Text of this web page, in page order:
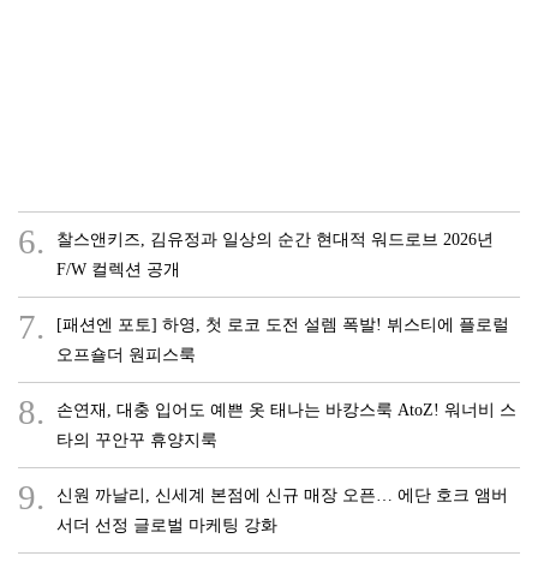
6.
찰스앤키즈, 김유정과 일상의 순간 현대적 워드로브 2026년
F/W 컬렉션 공개
7.
[패션엔 포토] 하영, 첫 로코 도전 설렘 폭발! 뷔스티에 플로럴
오프숄더 원피스룩
8.
손연재, 대충 입어도 예쁜 옷 태나는 바캉스룩 AtoZ! 워너비 스
타의 꾸안꾸 휴양지룩
9.
신원 까날리, 신세계 본점에 신규 매장 오픈… 에단 호크 앰버
서더 선정 글로벌 마케팅 강화